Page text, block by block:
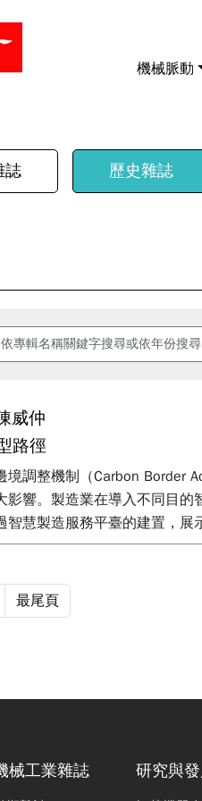
機械脈動
誌 歷史雜誌
威仲
路徑
境調整機制（Carbon Border
響。製造業在導入不同目
慧製造服務平臺的建置，展
最尾頁
械工業雜誌 研究與